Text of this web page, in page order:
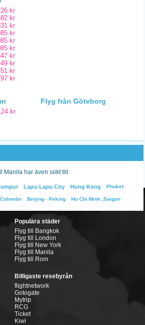
kr
kr
kr
kr
kr
kr
kr
kr
kr
kr
kr
Flyg från Göteborg
Manila har även sökt till:
Lapu-Lapu City Hong Kong Phuket
Colombo Beijing - Peking Ho Chi Minh ,Saigon
Populära städer
Flyg till Bangkok
Flyg till London
Flyg till New York
Flyg till Manila
Flyg till Rom
Billigaste resebyrån
flightnetwork
Gotogate
Mytrip
RCG
Ticket
Kiwi